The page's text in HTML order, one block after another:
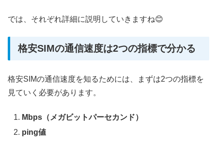
では、それぞれ詳細に説明していきますね😊
格安SIMの通信速度は2つの指標で分かる
格安SIMの通信速度を知るためには、まずは2つの指標を
見ていく必要があります。
Mbps（メガビットパーセカンド）
ping値